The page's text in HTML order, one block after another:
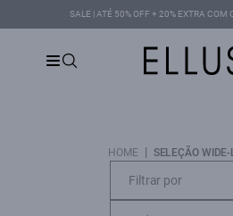
SALE | ATÉ 50% OFF + 20% EXTRA COM
HOME | SELEÇÃO WIDE-
Filtrar por